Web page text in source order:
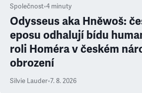
Společnost•4 minuty
Odysseus aka Hněwoš:
eposu odhalují bídu
roli Homéra v českém
obrození
Silvie Lauder•7. 8. 2026